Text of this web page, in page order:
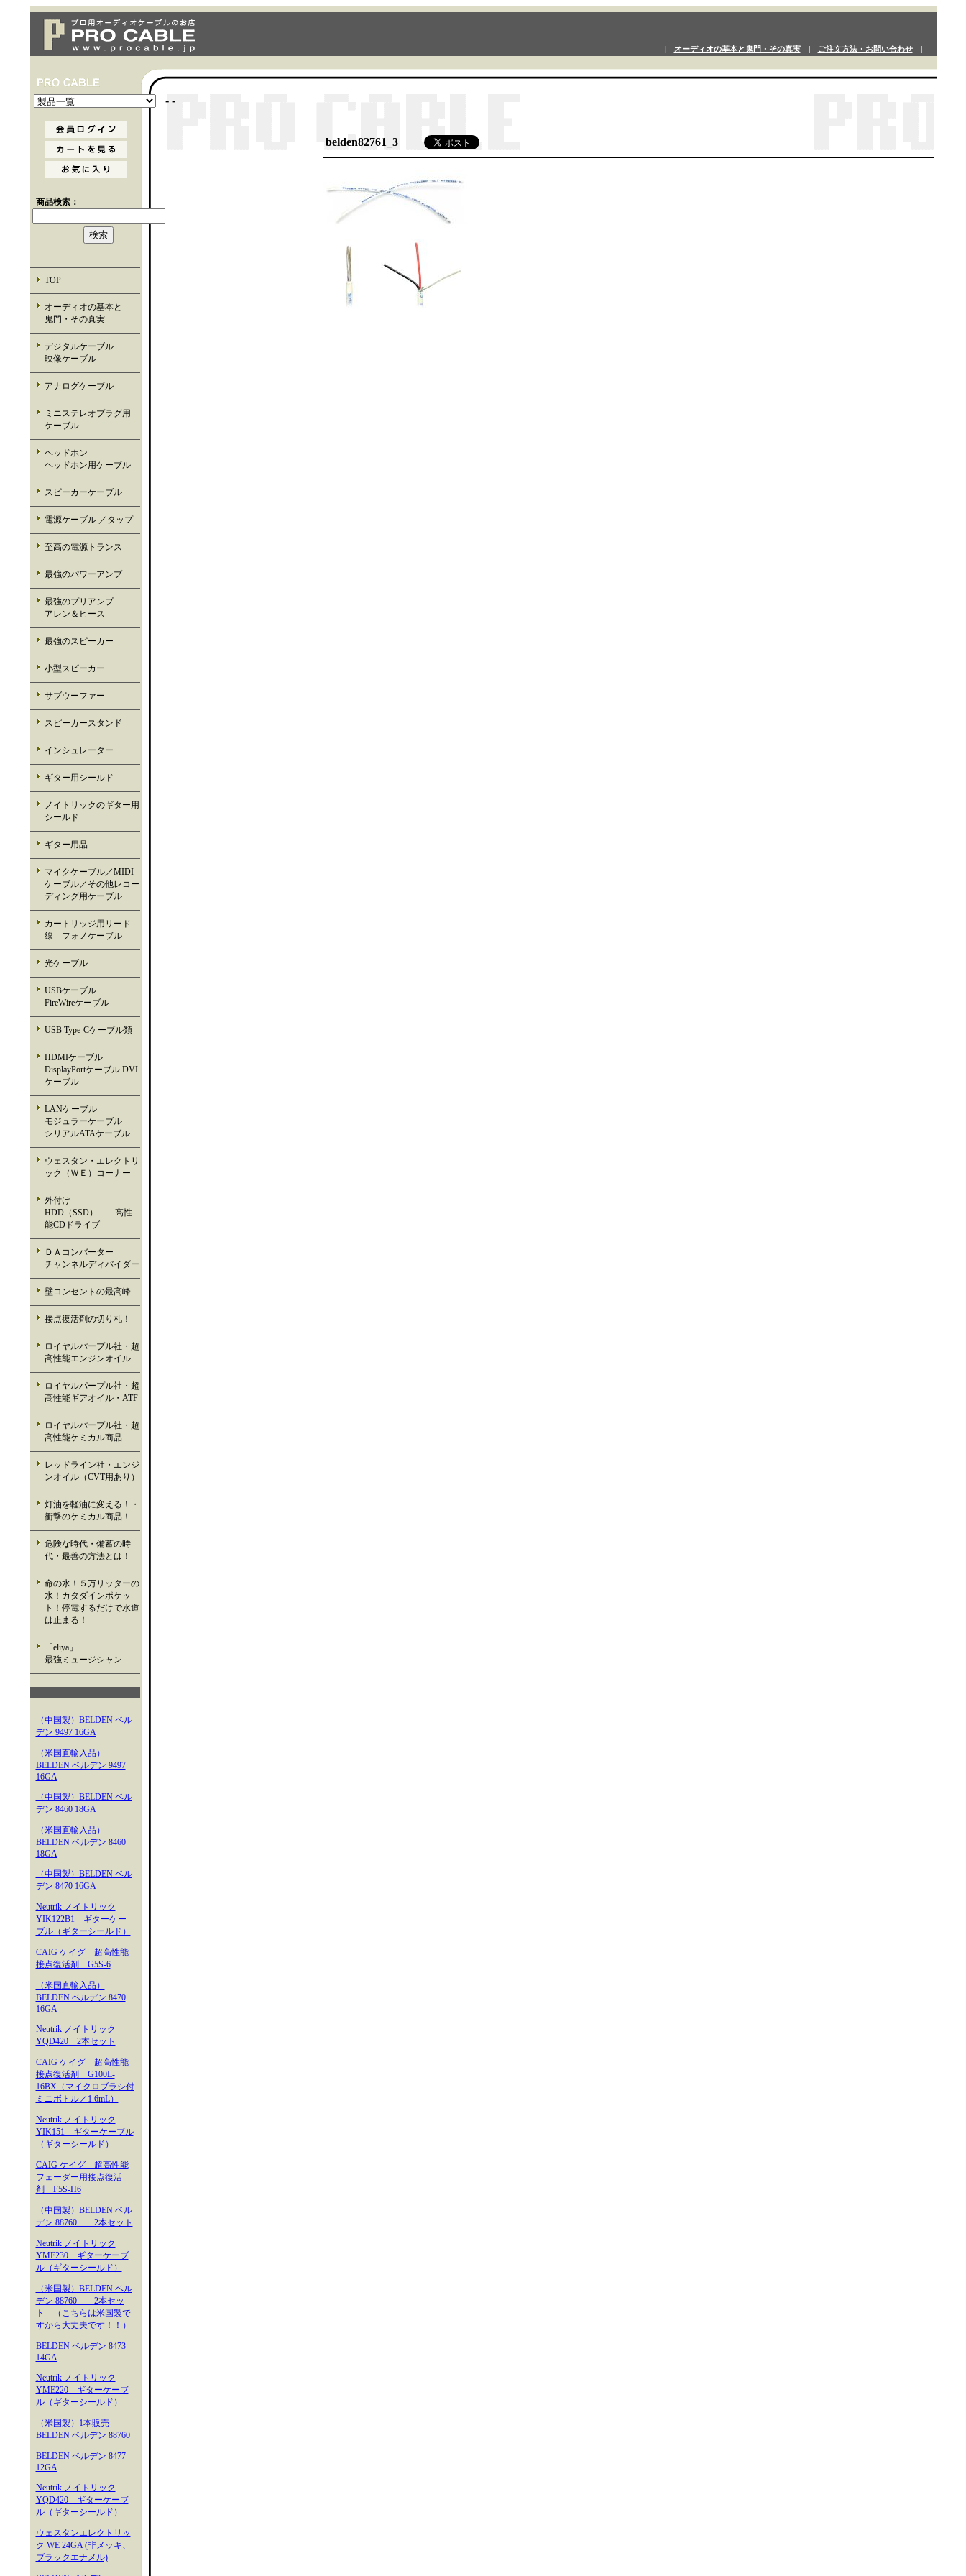
オーディオの基本と鬼門・その真実| ご注文方法・お問い合わせ|
商品検索：
TOP
オーディオの基本と
鬼門・その真実
デジタルケーブル
映像ケーブル
アナログケーブル
ミニステレオプラグ用
ケーブル
ヘッドホン
ヘッドホン用ケーブル
スピーカーケーブル
電源ケーブル ／タップ
至高の電源トランス
最強のパワーアンプ
最強のプリアンプ
アレン＆ヒース
最強のスピーカー
小型スピーカー
サブウーファー
スピーカースタンド
インシュレーター
ギター用シールド
ノイトリックのギター用
シールド
ギター用品
マイクケーブル／MIDI
ケーブル／その他レコー
ディング用ケーブル
カートリッジ用リード
線 フォノケーブル
光ケーブル
USBケーブル
FireWireケーブル
USB Type-Cケーブル類
HDMIケーブル
DisplayPortケーブル DVI
ケーブル
LANケーブル
モジュラーケーブル
シリアルATAケーブル
ウェスタン・エレクトリ
ック（ＷＥ）コーナー
外付け
HDD（SSD） 高性
能CDドライブ
ＤＡコンバーター
チャンネルディバイダー
壁コンセントの最高峰
接点復活剤の切り札！
ロイヤルパープル社・超
高性能エンジンオイル
ロイヤルパープル社・超
高性能ギアオイル・ATF
ロイヤルパープル社・超
高性能ケミカル商品
レッドライン社・エンジ
ンオイル（CVT用あり）
灯油を軽油に変える！・
衝撃のケミカル商品！
危険な時代・備蓄の時
代・最善の方法とは！
命の水！５万リッターの
水！カタダインポケッ
ト！停電するだけで水道
は止まる！
「eliya」
最強ミュージシャン
（中国製）BELDEN ベル
デン 9497 16GA
（米国直輸入品）
BELDEN ベルデン 9497
16GA
（中国製）BELDEN ベル
デン 8460 18GA
（米国直輸入品）
BELDEN ベルデン 8460
18GA
（中国製）BELDEN ベル
デン 8470 16GA
Neutrik ノイトリック
YIK122B1 ギターケー
ブル（ギターシールド）
CAIG ケイグ 超高性能
接点復活剤 G5S-6
（米国直輸入品）
BELDEN ベルデン 8470
16GA
Neutrik ノイトリック
YQD420 2本セット
CAIG ケイグ 超高性能
接点復活剤 G100L-
16BX（マイクロブラシ付
ミニボトル／1.6mL）
Neutrik ノイトリック
YIK151 ギターケーブル
（ギターシールド）
CAIG ケイグ 超高性能
フェーダー用接点復活
剤 F5S-H6
（中国製）BELDEN ベル
デン 88760 2本セット
Neutrik ノイトリック
YME230 ギターケーブ
ル（ギターシールド）
（米国製）BELDEN ベル
デン 88760 2本セッ
ト （こちらは米国製で
すから大丈夫です！！）
BELDEN ベルデン 8473
14GA
Neutrik ノイトリック
YME220 ギターケーブ
ル（ギターシールド）
（米国製）1本販売
BELDEN ベルデン 88760
BELDEN ベルデン 8477
12GA
Neutrik ノイトリック
YQD420 ギターケーブ
ル（ギターシールド）
ウェスタンエレクトリッ
ク WE 24GA (非メッキ、
ブラックエナメル)
- -
belden82761_3